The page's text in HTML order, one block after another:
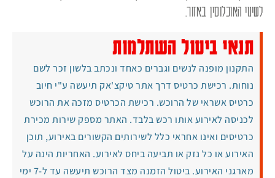
לשינוי האוכלוסין באזור.
תנאי ביטול השתלמות
התקנון מופנה לנשים וגברים כאחד ונכתב בלשון זכר לשם
נוחות. רכישת כרטיס דרך אתר טיקצ'אק תיעשה ע"י חיוב
כרטיס אשראי של הרוכש. רכישת הכרטיס מזכה את הרוכש
לכניסה לאירוע אותו רכש בלבד. האתר מספק שירות מכירת
כרטיסים ואינו אחראי כלל לשירותים הקשורים באירוע, תוכן
האירוע או כל נזק או תביעה ביחס לאירוע. האחריות הינה על
מארגני האירוע. ביטול הזמנה מצד הרוכש תיעשה עד ל-7 ימי